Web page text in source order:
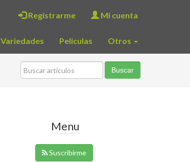
Registrarme Mi cuenta
Variedades Peliculas Otros
Menu
Suscribirme